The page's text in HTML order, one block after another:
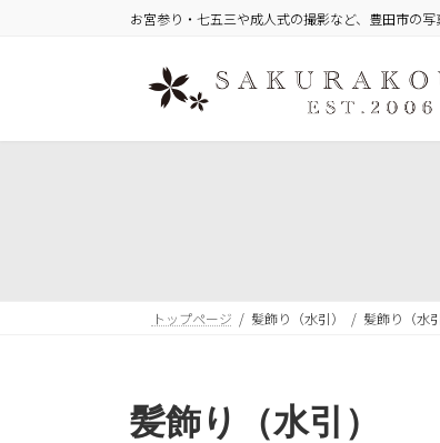
へ
ョ
お宮参り・七五三や成人式の撮影など、豊田市の
トップページ 髪飾り（水引） 髪飾り（水引
髪飾り（水引）